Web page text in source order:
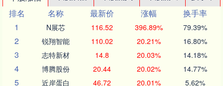
排名
名称 最新价 涨幅
换手率
1
N展芯 116.52 396.89% 79.39%
2 锐翔智能 110.02 20.21% 16.80%
3 志特新材 14.8 20.03% 14.18%
4 博腾股份 20.44 20.02% 14.77%
5 近岸蛋白 46.72 20.01% 5.62%